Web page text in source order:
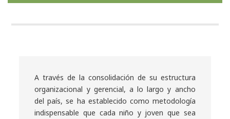
A través de la consolidación de su estructura
organizacional y gerencial, a lo largo y ancho
del país, se ha establecido como metodología
indispensable que cada niño y joven que sea